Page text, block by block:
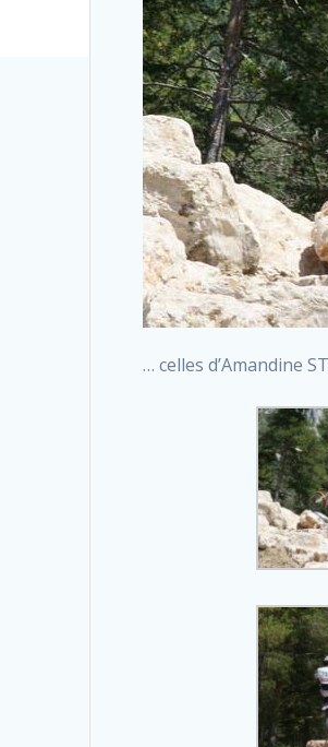
… celles d’Amandine